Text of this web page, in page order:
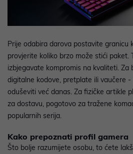
Prije odabira darova postavite granicu
provjerite koliko brzo može stići paket.
izbjegavate kompromis na kvaliteti. Za
digitalne kodove, pretplate ili vaučere
oduševiti već danas. Za fizičke artikle
za dostavu, pogotovo za tražene
popularnih serija.
Kako prepoznati profil gamera
Što bolje razumijete osobu, to ćete